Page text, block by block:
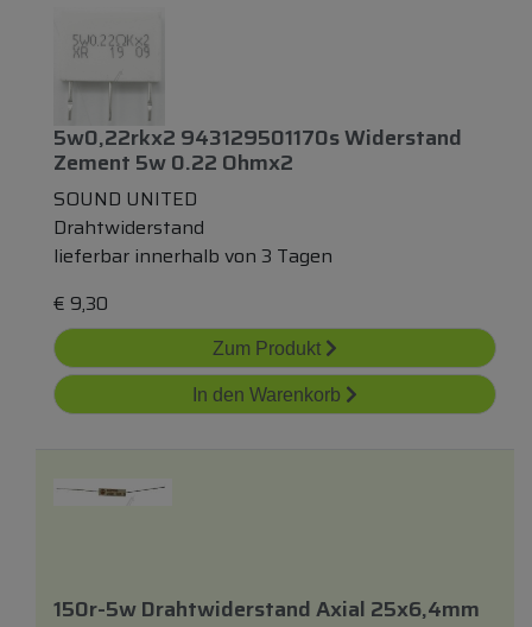
5w0,22rkx2 943129501170s Widerstand
Zement 5w 0.22 Ohmx2
SOUND UNITED
Drahtwiderstand
lieferbar innerhalb von 3 Tagen
€ 9,30
Zum Produkt
In den Warenkorb
150r-5w Drahtwiderstand Axial 25x6,4mm